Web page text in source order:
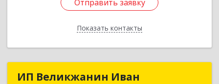
Отправить заявку
Показать контакты
Отправить заявку
Назад
ИП Великжанин Иван
ИП Великжанин Иван